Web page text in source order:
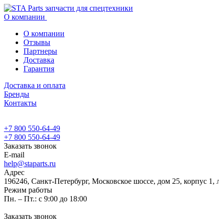
О компании
О компании
Отзывы
Партнеры
Доставка
Гарантия
Доставка и оплата
Бренды
Контакты
+7 800 550-64-49
+7 800 550-64-49
Заказать звонок
E-mail
help@staparts.ru
Адрес
196246, Санкт-Петербург, Московское шоссе, дом 25, корпус 1,
Режим работы
Пн. – Пт.: с 9:00 до 18:00
Заказать звонок